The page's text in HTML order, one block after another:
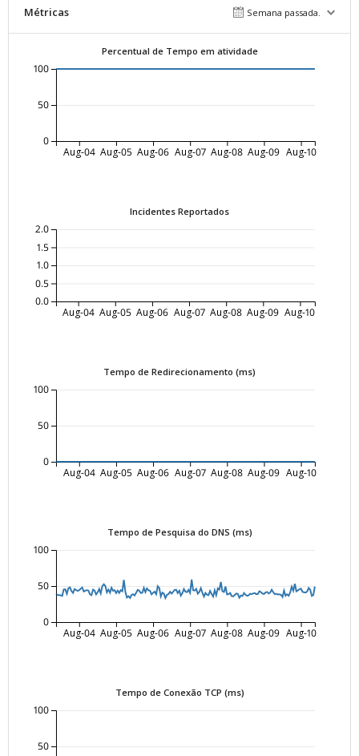
Métricas Semana passada.
Percentual de Tempo em atividade
Aug-04 Aug-05 Aug-06 Aug-07 Aug-08 Aug-09 Aug-10
0
50
100
Incidentes Reportados
Aug-04 Aug-05 Aug-06 Aug-07 Aug-08 Aug-09 Aug-10
0.0
0.5
1.0
1.5
2.0
Tempo de Redirecionamento (ms)
Aug-04 Aug-05 Aug-06 Aug-07 Aug-08 Aug-09 Aug-10
0
50
100
Tempo de Pesquisa do DNS (ms)
Aug-04 Aug-05 Aug-06 Aug-07 Aug-08 Aug-09 Aug-10
0
50
100
Tempo de Conexão TCP (ms)
50
100